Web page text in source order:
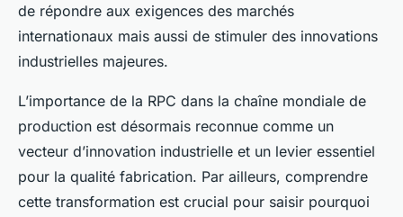
de répondre aux exigences des marchés
internationaux mais aussi de stimuler des innovations
industrielles majeures.
L’importance de la RPC dans la chaîne mondiale de
production est désormais reconnue comme un
vecteur d’innovation industrielle et un levier essentiel
pour la qualité fabrication. Par ailleurs, comprendre
cette transformation est crucial pour saisir pourquoi